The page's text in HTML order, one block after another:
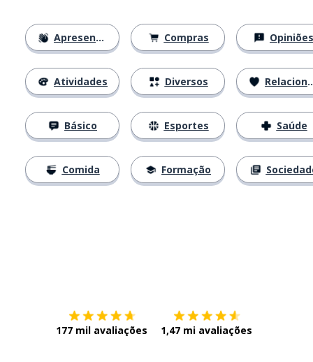
Apresentações
Atividades
Básico
Comida
Compras
Diversos
Esportes
Formação
Opiniões
Relacionamentos
Saúde
177 mil avaliações 1,47 mi avaliações